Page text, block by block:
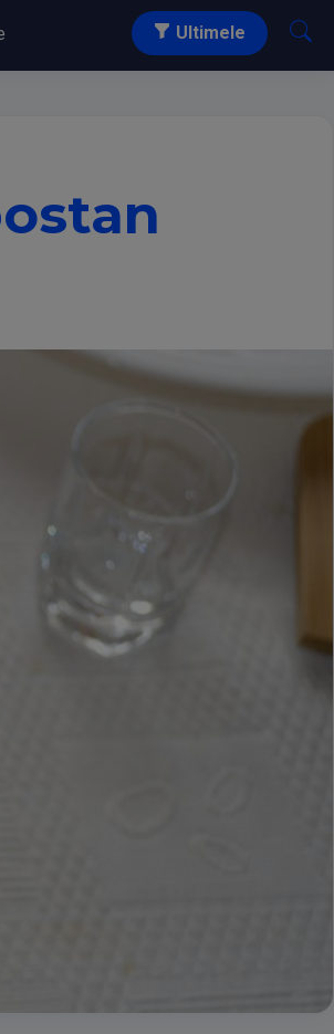
Ultimele